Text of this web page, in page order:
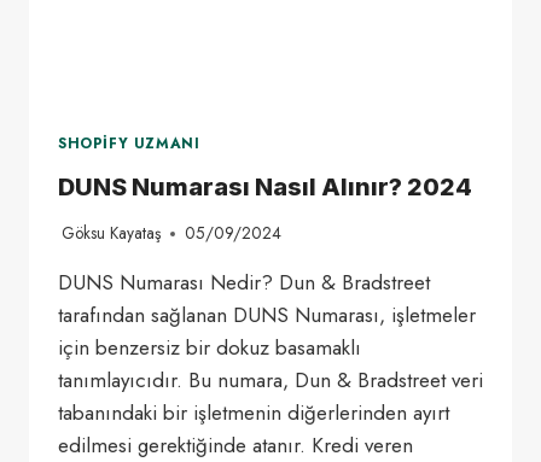
SHOPIFY UZMANI
DUNS Numarası Nasıl Alınır? 2024
Göksu Kayataş 05/09/2024
DUNS Numarası Nedir? Dun & Bradstreet
tarafından sağlanan DUNS Numarası, işletmeler
için benzersiz bir dokuz basamaklı
tanımlayıcıdır. Bu numara, Dun & Bradstreet veri
tabanındaki bir işletmenin diğerlerinden ayırt
edilmesi gerektiğinde atanır. Kredi veren